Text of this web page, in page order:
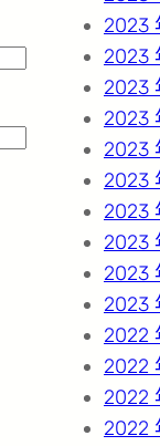
2023
2023
2023
2023
2023
2023
2023
2023
2023
2023
2022
2022
2022
2022